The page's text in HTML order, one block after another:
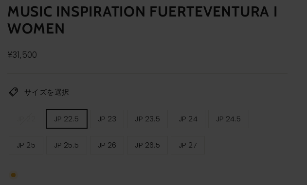
MUSIC INSPIRATION FUERTEVENTURA I
WOMEN
通
格
¥31,500
サイズを選択
ズ
JP 22.5 JP 23 JP 23.5 JP 24 JP 24.5
JP 25 JP 25.5 JP 26 JP 26.5 JP 27